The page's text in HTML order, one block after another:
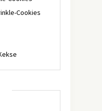
Cookies